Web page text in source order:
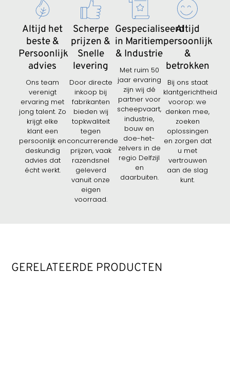
Altijd het
beste &
Persoonlijk
advies
Ons team
verenigt
ervaring met
jong talent. Zo
krijgt elke
klant een
persoonlijk en
deskundig
advies dat
écht werkt.
Scherpe
prijzen &
Snelle
levering
Door directe
inkoop bij
fabrikanten
bieden wij
topkwaliteit
tegen
concurrerende
prijzen, vaak
razendsnel
geleverd
vanuit onze
eigen
voorraad.
Gespecialiseerd
in Maritiem
& Industrie
Met ruim 50
jaar ervaring
zijn wij dé
partner voor
scheepvaart,
industrie,
bouw en
doe-het-
zelvers in de
regio Delfzijl
en
daarbuiten.
Altijd
persoonlijk
&
betrokken
Bij ons staat
klantgerichtheid
voorop: we
denken mee,
zoeken
oplossingen
en zorgen dat
u met
vertrouwen
aan de slag
kunt.
GERELATEERDE PRODUCTEN